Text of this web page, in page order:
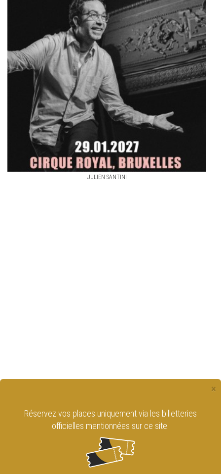
JULIEN SANTINI
×
Réservez vos places uniquement via les billetteries
officielles mentionnées sur ce site.